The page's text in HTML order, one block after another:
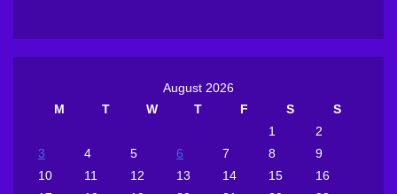
August 2026
M
T W T F S
S
1
2
3
4 5 6 7 8
9
10
11 12 13 14 15
16